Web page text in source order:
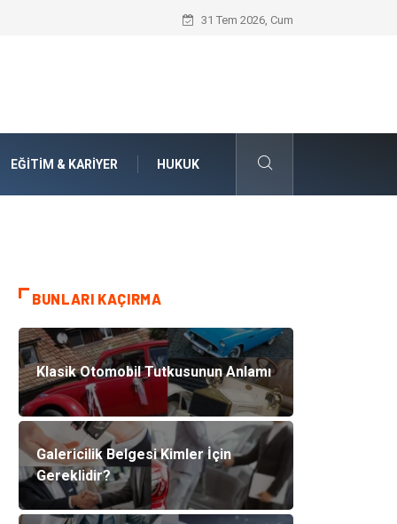
Doküman Yönetimi ile Kurumsal
31 Tem 2026, Cum
EĞITIM & KARIYER HUKUK
BUNLARI KAÇIRMA
Klasik Otomobil Tutkusunun Anlamı
Galericilik Belgesi Kimler İçin
Gereklidir?